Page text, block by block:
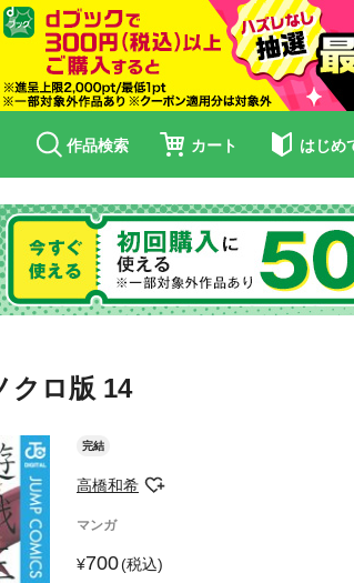
作品検索 カート はじめ
ロ版 14
完結
高橋和希
マンガ
700(税込)